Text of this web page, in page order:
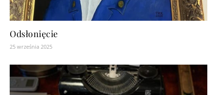
Odsłonięcie
25 września 2025